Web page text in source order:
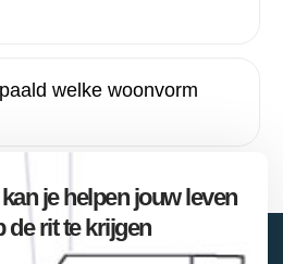
welke woonvorm
je helpen jouw leven
de rit te krijgen